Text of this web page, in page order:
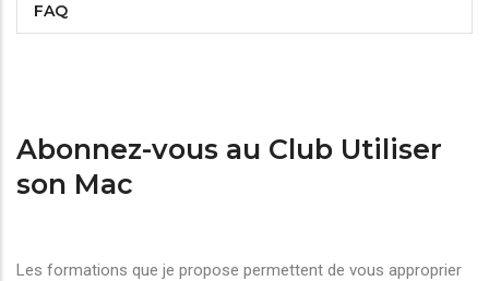
FAQ
Abonnez-vous au Club Utiliser
son Mac
Les formations que je propose permettent de vous approprier